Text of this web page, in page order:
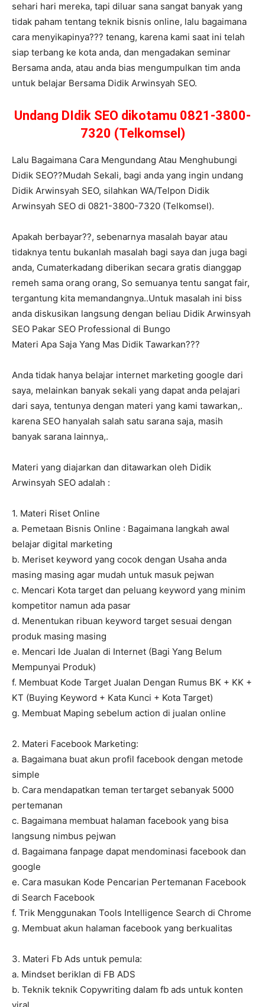
sehari hari mereka, tapi diluar sana sangat banyak yang
tidak paham tentang teknik bisnis online, lalu bagaimana
cara menyikapinya??? tenang, karena kami saat ini telah
siap terbang ke kota anda, dan mengadakan seminar
Bersama anda, atau anda bias mengumpulkan tim anda
untuk belajar Bersama Didik Arwinsyah SEO.
Undang DIdik SEO dikotamu 0821-3800-
7320 (Telkomsel)
Lalu Bagaimana Cara Mengundang Atau Menghubungi
Didik SEO??Mudah Sekali, bagi anda yang ingin undang
Didik Arwinsyah SEO, silahkan WA/Telpon Didik
Arwinsyah SEO di 0821-3800-7320 (Telkomsel).
Apakah berbayar??, sebenarnya masalah bayar atau
tidaknya tentu bukanlah masalah bagi saya dan juga bagi
anda, Cumaterkadang diberikan secara gratis dianggap
remeh sama orang orang, So semuanya tentu sangat fair,
tergantung kita memandangnya..Untuk masalah ini biss
anda diskusikan langsung dengan beliau Didik Arwinsyah
SEO Pakar SEO Professional di Bungo
Materi Apa Saja Yang Mas Didik Tawarkan???
Anda tidak hanya belajar internet marketing google dari
saya, melainkan banyak sekali yang dapat anda pelajari
dari saya, tentunya dengan materi yang kami tawarkan,.
karena SEO hanyalah salah satu sarana saja, masih
banyak sarana lainnya,.
Materi yang diajarkan dan ditawarkan oleh Didik
Arwinsyah SEO adalah :
1. Materi Riset Online
a. Pemetaan Bisnis Online : Bagaimana langkah awal
belajar digital marketing
b. Meriset keyword yang cocok dengan Usaha anda
masing masing agar mudah untuk masuk pejwan
c. Mencari Kota target dan peluang keyword yang minim
kompetitor namun ada pasar
d. Menentukan ribuan keyword target sesuai dengan
produk masing masing
e. Mencari Ide Jualan di Internet (Bagi Yang Belum
Mempunyai Produk)
f. Membuat Kode Target Jualan Dengan Rumus BK + KK +
KT (Buying Keyword + Kata Kunci + Kota Target)
g. Membuat Maping sebelum action di jualan online
2. Materi Facebook Marketing:
a. Bagaimana buat akun profil facebook dengan metode
simple
b. Cara mendapatkan teman tertarget sebanyak 5000
pertemanan
c. Bagaimana membuat halaman facebook yang bisa
langsung nimbus pejwan
d. Bagaimana fanpage dapat mendominasi facebook dan
google
e. Cara masukan Kode Pencarian Pertemanan Facebook
di Search Facebook
f. Trik Menggunakan Tools Intelligence Search di Chrome
g. Membuat akun halaman facebook yang berkualitas
3. Materi Fb Ads untuk pemula:
a. Mindset beriklan di FB ADS
b. Teknik teknik Copywriting dalam fb ads untuk konten